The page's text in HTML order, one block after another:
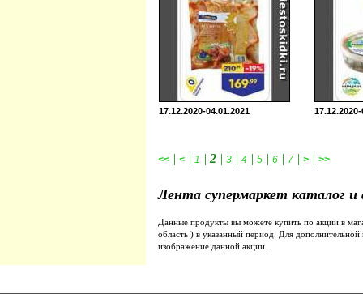
17.12.2020-04.01.2021
<< | < | 1 | 2 | 3 | 4 | 5 | 6 | 7 | > | >>
Лента супермаркет каталог и
Данные продукты вы можете купить по акции в
область ) в указанный период. Для
изображение данной акции.